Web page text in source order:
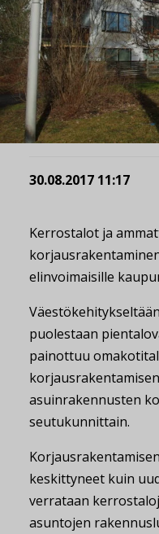
30.08.2017 11:17
Kerrostalot ja
elinvoimaisille
puolestaan
painottuu
asuinrakennusten
seutukunnittain.
keskittyneet kuin
verrataan
asuntojen